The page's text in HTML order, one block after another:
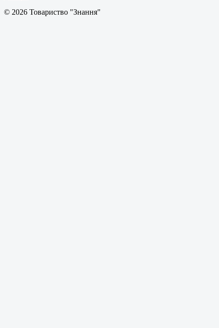
© 2026 Товариство "Знання"